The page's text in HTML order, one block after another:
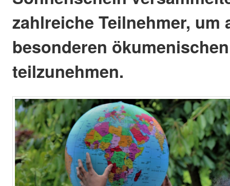
zahlreiche Teilnehmer, um
besonderen
teilzunehmen.